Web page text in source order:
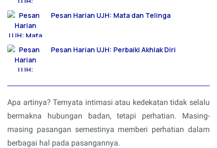
Pesan Harian UJH: Mata dan Telinga
Pesan Harian UJH: Perbaiki Akhlak Diri
Apa artinya? Ternyata intimasi atau kedekatan tidak selalu
bermakna hubungan badan, tetapi perhatian. Masing-
masing pasangan semestinya memberi perhatian dalam
berbagai hal pada pasangannya.